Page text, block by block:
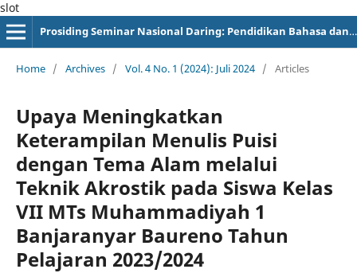
slot
Prosiding Seminar Nasional Daring: Pendidikan Bahasa dan Sastra Indonesia
Home / Archives / Vol. 4 No. 1 (2024): Juli 2024 / Articles
Upaya Meningkatkan
Keterampilan Menulis Puisi
dengan Tema Alam melalui
Teknik Akrostik pada Siswa Kelas
VII MTs Muhammadiyah 1
Banjaranyar Baureno Tahun
Pelajaran 2023/2024